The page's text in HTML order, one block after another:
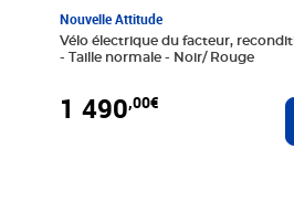
Nouvelle Attitude
Vélo électrique du facteur,
- Taille normale - Noir/ Rouge
1 490,00€